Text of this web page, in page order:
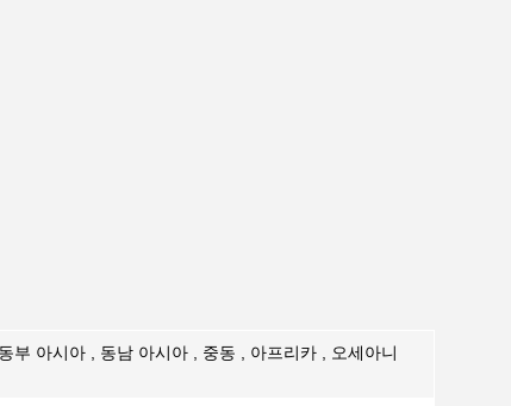
부 아시아 , 동남 아시아 , 중동 , 아프리카 , 오세아니